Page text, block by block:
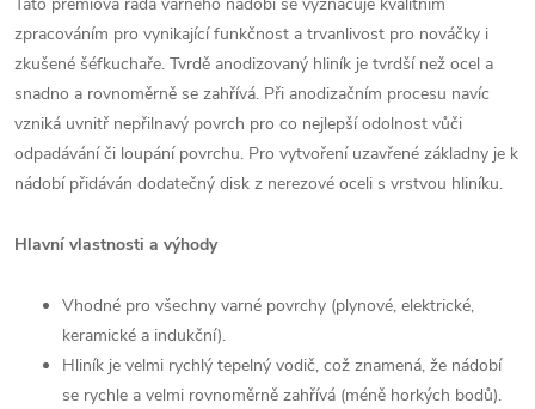
zpracováním pro vynikající funkčnost a trvanlivost pro nováčky i
zkušené šéfkuchaře. Tvrdě anodizovaný hliník je tvrdší než ocel a
snadno a rovnoměrně se zahřívá. Při anodizačním procesu navíc
vzniká uvnitř nepřilnavý povrch pro co nejlepší odolnost vůči
odpadávání či loupání povrchu. Pro vytvoření uzavřené základny je k
nádobí přidáván dodatečný disk z nerezové oceli s vrstvou hliníku.
Hlavní vlastnosti a výhody
Vhodné pro všechny varné povrchy (plynové, elektrické,
keramické a indukční).
Hliník je velmi rychlý tepelný vodič, což znamená, že nádobí
se rychle a velmi rovnoměrně zahřívá (méně horkých bodů).